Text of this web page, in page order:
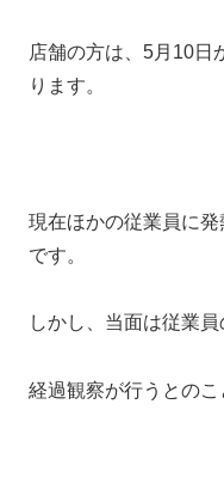
店舗の方は、5月10日
ります。
現在ほかの従業員に
です。
しかし、当面は従業
経過観察が行うとのこ